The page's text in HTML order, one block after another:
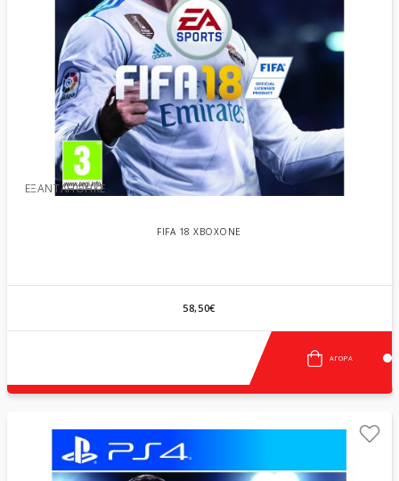
ΕΞΑΝΤΛΉΘΗΚΕ
FIFA 18 XBOXONE
58,50€
ΑΓΟΡΆ